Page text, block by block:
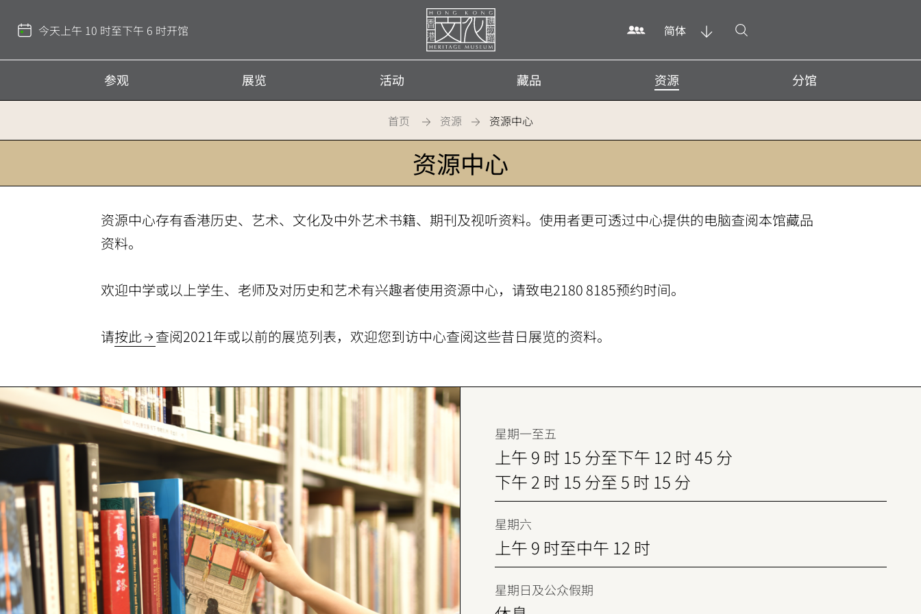
部
今天上午 10 时至下午 6 时开馆
首
简体 打开搜寻
参观 展览 活动 藏品 资源 分馆
首页 资源 资源中心
资源中心
资源中心存有香港历史、艺术、文化及中外艺术书籍、期刊及视听资料。使用者更可透过中心提供的电脑查阅本馆藏品
资料。
欢迎中学或以上学生、老师及对历史和艺术有兴趣者使用资源中心，请致电2180 8185预约时间。
请按此 查阅2021年或以前的展览列表，欢迎您到访中心查阅这些昔日展览的资料。
星期一至五
上午 9 时 15 分至下午 12 时 45 分
下午 2 时 15 分至 5 时 15 分
星期六
上午 9 时至中午 12 时
星期日及公众假期